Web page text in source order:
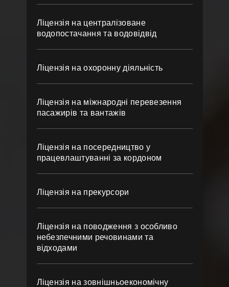
Ліцензія на централізоване
водопостачання та водовідвід
Ліцензія на охоронну діяльність
Ліцензія на міжнародні перевезення
пасажирів та вантажів
Ліцензія на посередництво у
працевлаштуванні за кордоном
Ліцензія на прекурсори
Ліцензія на поводження з особливо
небезпечними речовинами та
відходами
Ліцензія на зовнішньоекономічну